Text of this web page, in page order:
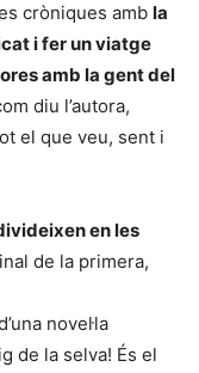
cròniques amb la
i fer un viatge
amb la gent del
diu l’autora,
el que veu, sent i
en les
de la primera,
novel·la
de la selva! És el